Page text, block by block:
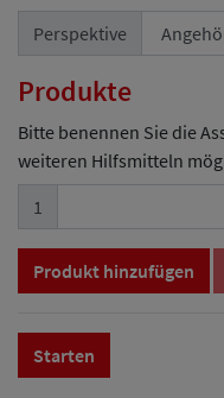
Perspektive
Produkte
Bitte benennen Sie die
weiteren Hilfsmitteln
1
Produkt hinzufügen